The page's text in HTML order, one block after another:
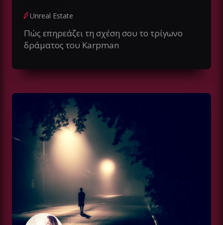
Unreal Estate
Πώς επηρεάζει τη σχέση σου το τρίγωνο
δράματος του Karpman